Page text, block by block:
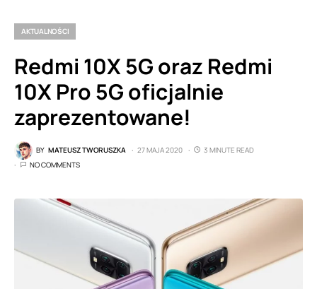
AKTUALNOŚCI
Redmi 10X 5G oraz Redmi
10X Pro 5G oficjalnie
zaprezentowane!
BY MATEUSZ TWORUSZKA 27 MAJA 2020
3 MINUTE READ
NO COMMENTS